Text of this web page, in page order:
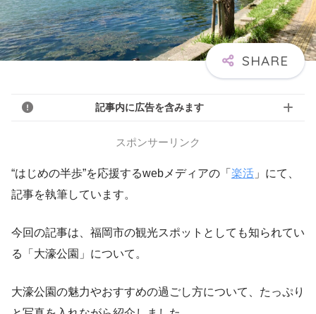
記事内に広告を含みます
スポンサーリンク
“はじめの半歩”を応援するwebメディアの「 楽活 」にて、
記事を執筆しています。
今回の記事は、福岡市の観光スポットとしても知られてい
る「大濠公園」について。
大濠公園の魅力やおすすめの過ごし方について、たっぷり